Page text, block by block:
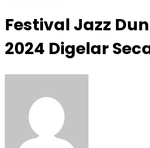
Festival Jazz
2024 Digelar